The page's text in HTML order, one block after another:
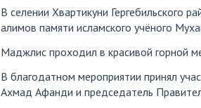
В селении Хвартикуни Гергебильского
алимов памяти исламского учёного
Маджлис проходил в красивой горной
В благодатном мероприятии принял
Ахмад Афанди и председатель